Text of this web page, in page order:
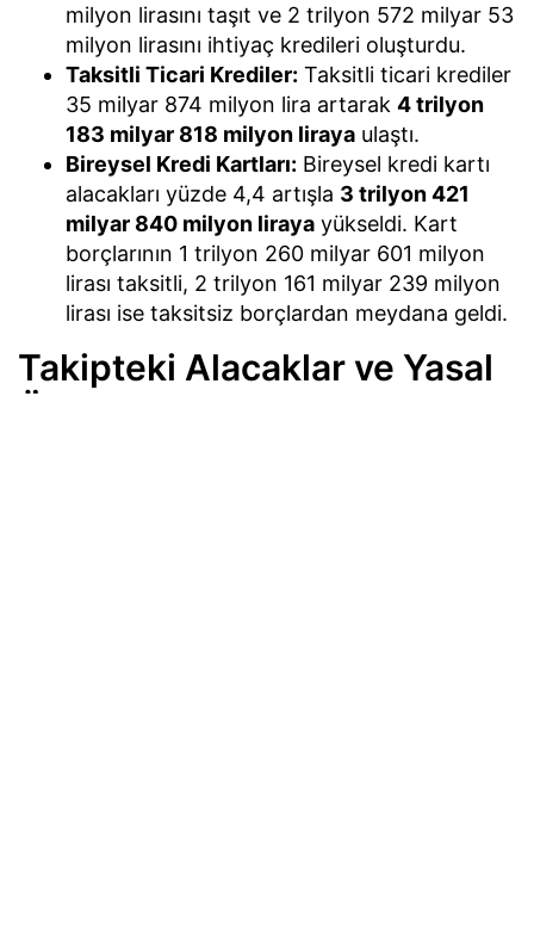
milyon lirasını taşıt ve 2 trilyon 572 milyar 53
milyon lirasını ihtiyaç kredileri oluşturdu.
Taksitli Ticari Krediler: Taksitli ticari krediler
35 milyar 874 milyon lira artarak 4 trilyon
183 milyar 818 milyon liraya ulaştı.
Bireysel Kredi Kartları: Bireysel kredi kartı
alacakları yüzde 4,4 artışla 3 trilyon 421
milyar 840 milyon liraya yükseldi. Kart
borçlarının 1 trilyon 260 milyar 601 milyon
lirası taksitli, 2 trilyon 161 milyar 239 milyon
lirası ise taksitsiz borçlardan meydana geldi.
Takipteki Alacaklar ve Yasal